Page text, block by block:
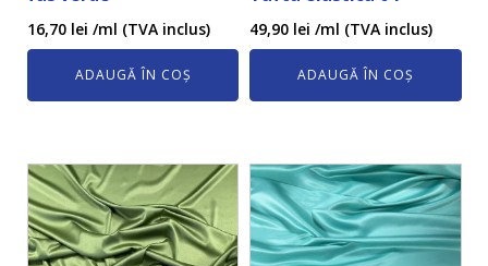
16,70 lei /ml (TVA inclus)
ADAUGĂ ÎN COȘ
49,90 lei /ml (TVA inclus)
ADAUGĂ ÎN COȘ